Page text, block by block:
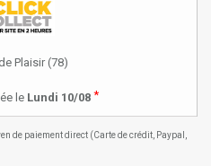
Plaisir (78)
le Lundi 10/08 *
de paiement direct (Carte de crédit, Paypal,